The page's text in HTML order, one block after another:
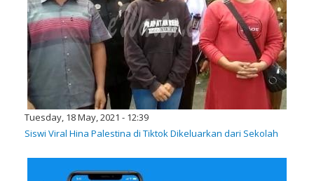
Tuesday, 18 May, 2021 - 12:39
Siswi Viral Hina Palestina di Tiktok Dikeluarkan dari Sekolah